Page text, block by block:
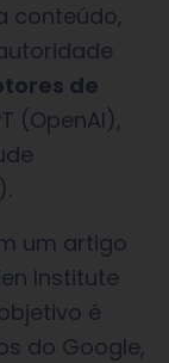
conteúdo,
de
(OpenAI),
um artigo
Institute
é
do Google,